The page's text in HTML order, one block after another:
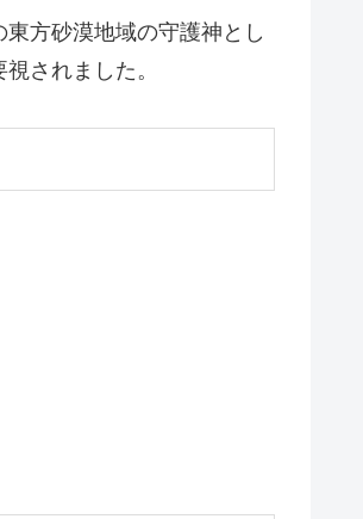
方砂漠地域の守護神とし
されました。